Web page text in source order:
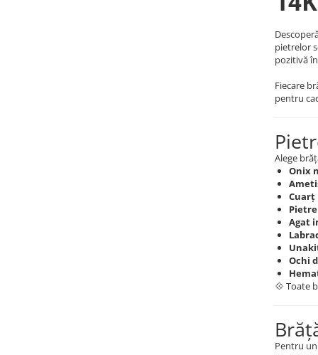
pietrelor
pozitivă
Fiecare
pentru
Alege
Onix
Cuarț
Agat
Ochi
💠 Toate
Pentru